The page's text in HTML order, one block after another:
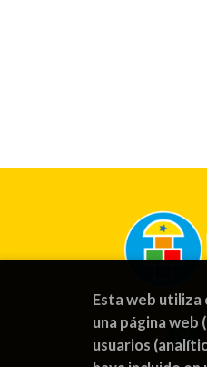
Esta web utiliza
una página
usuarios